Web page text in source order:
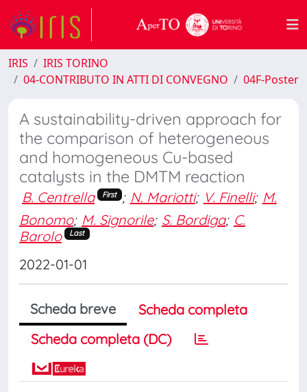
IRIS
IRIS TORINO
04-CONTRIBUTO IN ATTI DI CONVEGNO
04F-Poster
A sustainability-driven approach for
the comparison of heterogeneous
and homogeneous Cu-based
catalysts in the DMTM reaction
B. Centrella First ; N. Mariotti; V. Finelli; M.
Bonomo; M. Signorile; S. Bordiga; C.
Barolo
Last
2022-01-01
Scheda breve
Scheda completa
Scheda completa (DC)